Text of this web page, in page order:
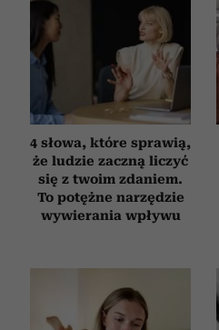
4 słowa, które sprawią,
że ludzie zaczną liczyć
się z twoim zdaniem.
To potężne narzędzie
wywierania wpływu